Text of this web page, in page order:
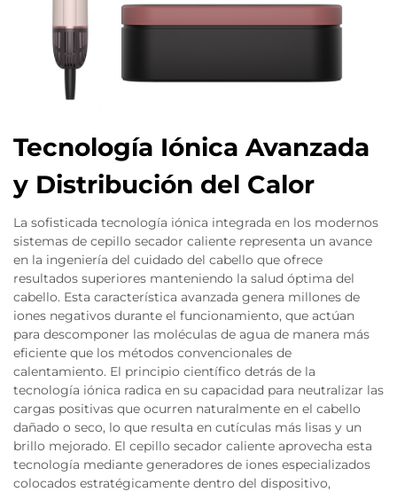
Tecnología Iónica Avanzada
y Distribución del Calor
La sofisticada tecnología iónica integrada en los modernos
sistemas de cepillo secador caliente representa un avance
en la ingeniería del cuidado del cabello que ofrece
resultados superiores manteniendo la salud óptima del
cabello. Esta característica avanzada genera millones de
iones negativos durante el funcionamiento, que actúan
para descomponer las moléculas de agua de manera más
eficiente que los métodos convencionales de
calentamiento. El principio científico detrás de la
tecnología iónica radica en su capacidad para neutralizar las
cargas positivas que ocurren naturalmente en el cabello
dañado o seco, lo que resulta en cutículas más lisas y un
brillo mejorado. El cepillo secador caliente aprovecha esta
tecnología mediante generadores de iones especializados
colocados estratégicamente dentro del dispositivo,